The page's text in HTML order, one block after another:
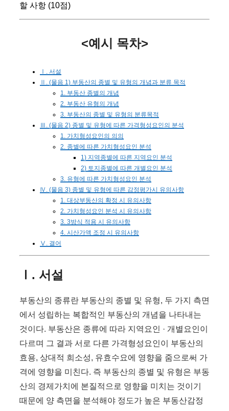
할 사항 (10점)
<예시 목차>
Ⅰ. 서설
Ⅱ. (물음 1) 부동산의 종별 및 유형의 개념과 분류 목적
1. 부동산 종별의 개념
2. 부동산 유형의 개념
3. 부동산의 종별 및 유형의 분류목적
Ⅲ. (물음 2) 종별 및 유형에 따른 가격형성요인의 분석
1. 가치형성요인의 의의
2. 종별에 따른 가치형성요인 분석
1) 지역종별에 따른 지역요인 분석
2) 토지종별에 따른 개별요인 분석
3. 유형에 따른 가치형성요인 분석
Ⅳ. (물음 3) 종별 및 유형에 따른 감정평가시 유의사항
1. 대상부동산의 확정 시 유의사항
2. 가치형성요인 분석 시 유의사항
3. 3방식 적용 시 유의사항
4. 시산가액 조정 시 유의사항
Ⅴ. 결어
Ⅰ. 서설
부동산의 종류란 부동산의 종별 및 유형, 두 가지 측면
에서 성립하는 복합적인 부동산의 개념을 나타내는
것이다. 부동산은 종류에 따라 지역요인 · 개별요인이
다르며 그 결과 서로 다른 가격형성요인이 부동산의
효용, 상대적 희소성, 유효수요에 영향을 줌으로써 가
격에 영향을 미친다. 즉 부동산의 종별 및 유형은 부동
산의 경제가치에 본질적으로 영향을 미치는 것이기
때문에 양 측면을 분석해야 정도가 높은 부동산감정